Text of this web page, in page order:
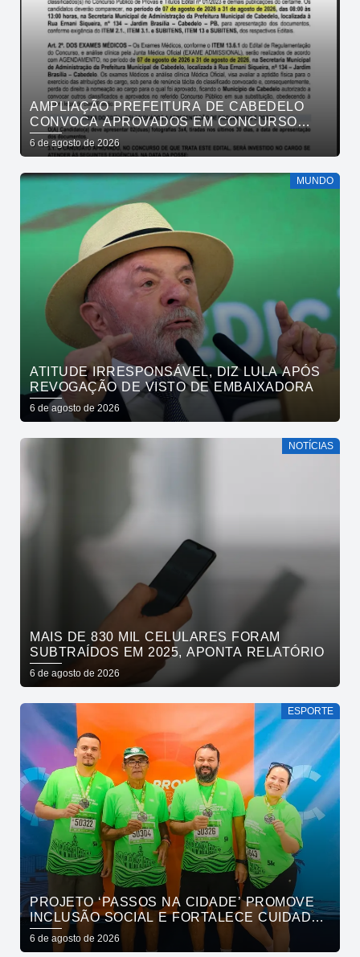
AMPLIAÇÃO PREFEITURA DE CABEDELO
CONVOCA APROVADOS EM CONCURSO
PÚBLICO DA SAÚDE PARA APRESENTAÇÃO
DE DOCUMENTOS
6 de agosto de 2026
MUNDO
ATITUDE IRRESPONSÁVEL, DIZ LULA APÓS
REVOGAÇÃO DE VISTO DE EMBAIXADORA
6 de agosto de 2026
NOTÍCIAS
MAIS DE 830 MIL CELULARES FORAM
SUBTRAÍDOS EM 2025, APONTA RELATÓRIO
6 de agosto de 2026
ESPORTE
PROJETO ‘PASSOS NA CIDADE’ PROMOVE
INCLUSÃO SOCIAL E FORTALECE CUIDADO
EM SAÚDE MENTAL POR MEIO DA CORRIDA
6 de agosto de 2026